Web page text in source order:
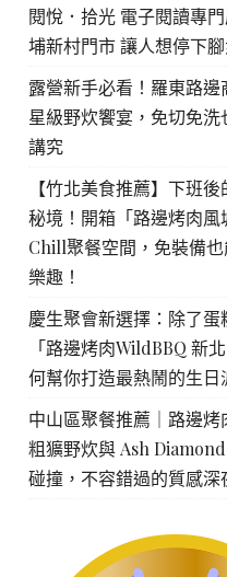
閱悅．拾光 電子閱讀專
埔新村門市 讓人想停下
露營新手必看！羅東路邊
星級野炊饗宴，免切免洗
講究
【竹北美食推薦】下班
秘境！開箱「路邊烤肉風
Chill聚餐空間，免裝備
樂趣！
慶生聚會新選擇：除了蛋
「路邊烤肉WildBBQ 新
何幫你打造最熱鬧的生日
中山區聚餐推薦｜路邊烤
粗獷野炊與 Ash
碰撞，不容錯過的質感深